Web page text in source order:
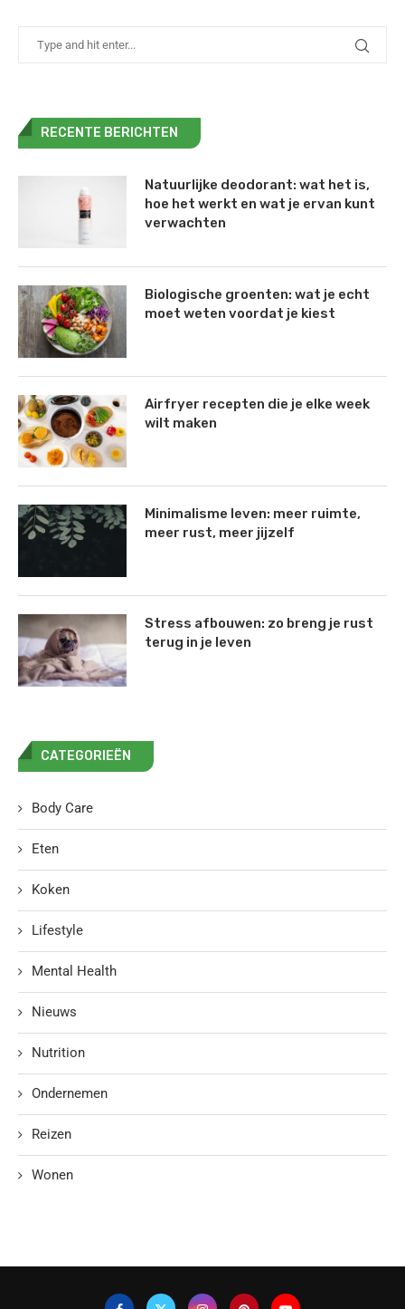
RECENTE BERICHTEN
Natuurlijke deodorant: wat het is,
hoe het werkt en wat je ervan kunt
verwachten
Biologische groenten: wat je echt
moet weten voordat je kiest
Airfryer recepten die je elke week
wilt maken
Minimalisme leven: meer ruimte,
meer rust, meer jijzelf
Stress afbouwen: zo breng je rust
terug in je leven
CATEGORIEËN
Body Care
Eten
Koken
Lifestyle
Mental Health
Nieuws
Nutrition
Ondernemen
Reizen
Wonen